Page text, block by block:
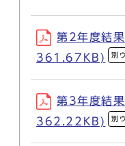
第2年度結
361.67KB)
別
第3年度結
362.22KB)
別